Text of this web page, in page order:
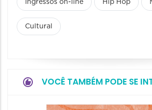
Ingressos on-line Hip Hop
Cultural
VOCÊ TAMBÉM PODE SE